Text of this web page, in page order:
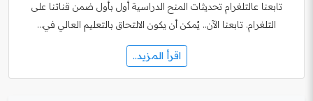
تابعنا عالتلغرام تحديثات المنح الدراسية أول بأول ضمن قناتنا على
التلغرام. تابعنا الآن.. يُمكن أن يكون الالتحاق بالتعليم العالي في…
اقرأ المزيد..